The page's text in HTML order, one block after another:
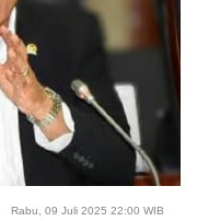
Rabu, 09 Juli 2025 22:00 WIB